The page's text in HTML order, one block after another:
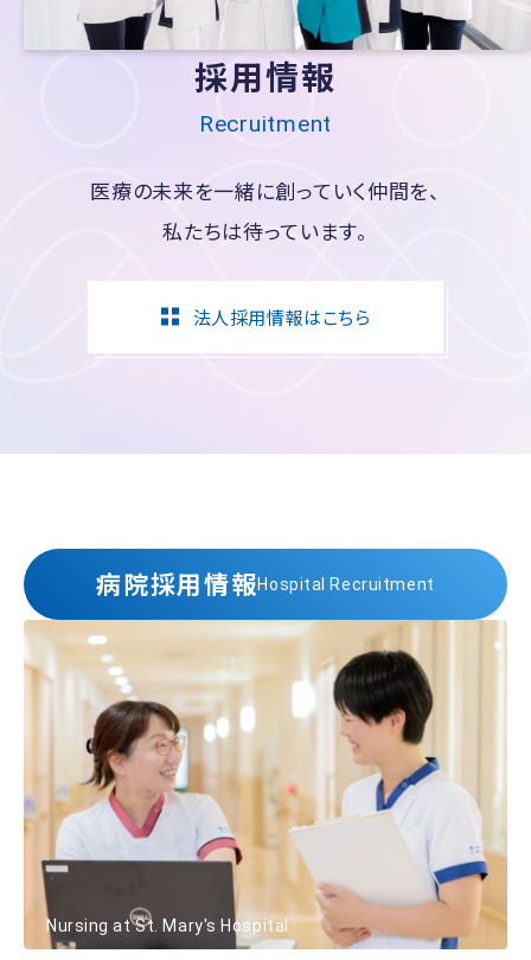
採用情報
Recruitment
医療の未来を一緒に創っていく仲間を、
私たちは待っています。
法人採用情報はこちら
病院採用情報Hospital Recruitment
Nursing at St. Mary's Hospital